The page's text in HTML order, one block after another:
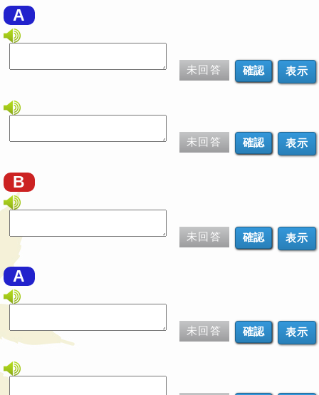
A
未回答 表示
未回答 表示
B
未回答 表示
A
未回答 表示